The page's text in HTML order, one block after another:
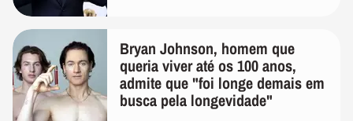
Bryan Johnson, homem que
queria viver até os 100 anos,
admite que "foi longe demais em
busca pela longevidade"